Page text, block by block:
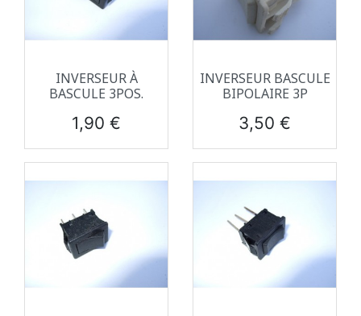
INVERSEUR À
BASCULE 3POS.
Prix
1,90 €
INVERSEUR BASCULE
BIPOLAIRE 3P
Prix
3,50 €